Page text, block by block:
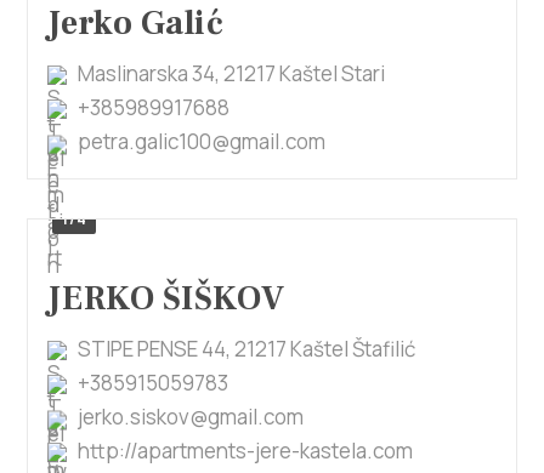
Jerko Galić
Maslinarska 34, 21217 Kaštel Stari
+385989917688
petra.galic100@gmail.com
1/4
JERKO ŠIŠKOV
STIPE PENSE 44, 21217 Kaštel Štafilić
+385915059783
jerko.siskov@gmail.com
http://apartments-jere-kastela.com